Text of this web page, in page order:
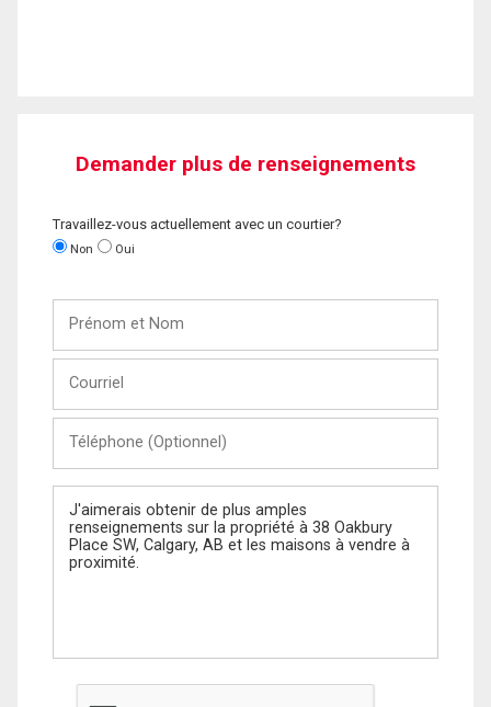
Demander plus de renseignements
Travaillez-vous actuellement avec un courtier?
Non Oui
Nom
(Optionnel)
Message